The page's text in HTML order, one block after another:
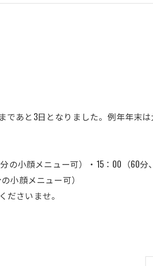
であと3日となりました。例年年末
の小顔メニュー可）・15：00（60分
小顔メニュー可）
ださいませ。